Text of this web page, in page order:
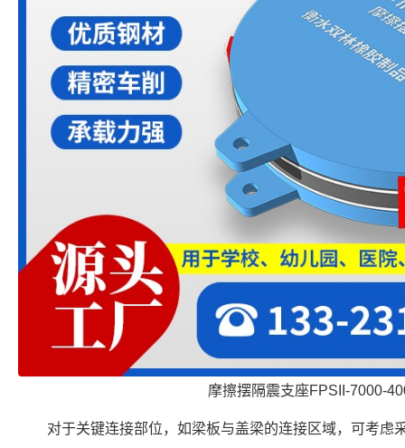
摩擦摆隔震支座FPSII-7000-
对于关键连接部位，如梁板与盖梁的连接区域，可考虑